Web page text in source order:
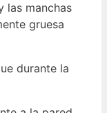
las manchas
gruesa
durante la